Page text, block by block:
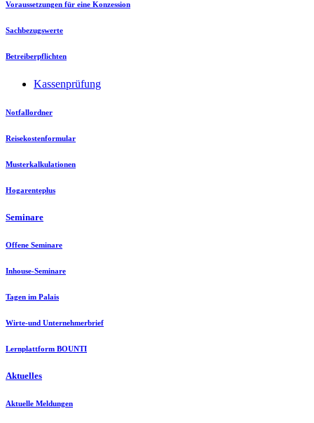
Voraussetzungen für eine Konzession
Sachbezugswerte
Betreiberpflichten
Kassenprüfung
Notfallordner
Reisekostenformular
Musterkalkulationen
Hogarenteplus
Seminare
Offene Seminare
Inhouse-Seminare
Tagen im Palais
Wirte-und Unternehmerbrief
Lernplattform BOUNTI
Aktuelles
Aktuelle Meldungen